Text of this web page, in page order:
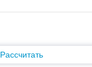
Рассчитать